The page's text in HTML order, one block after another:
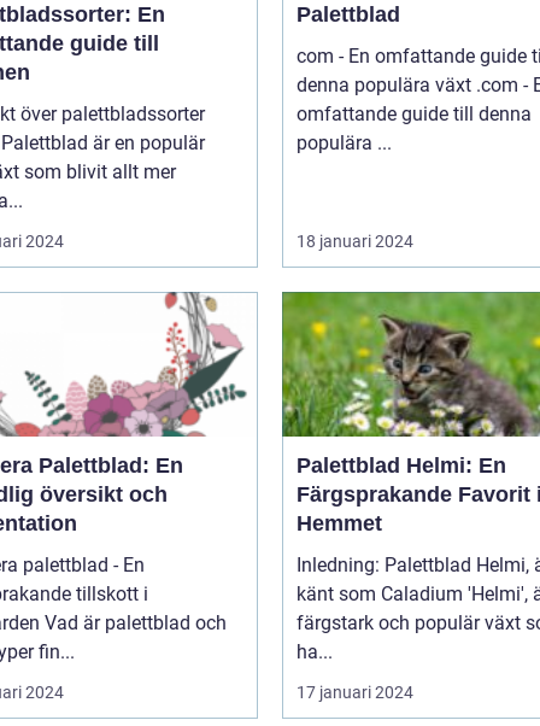
En
guide till
över palettbladssorter
som blivit allt mer
2024
Palettblad
com - En omfattande guide
denna populära växt .com - En
omfattande guide till denna
populära ...
18 januari 2024
Palettblad: En
översikt och
palettblad - En
tillskott i
och
fin...
2024
Palettblad Helmi: En
Färgsprakande Favorit
Hemmet
Inledning: Palettblad Helmi,
känt som Caladium 'Helmi',
färgstark och populär växt
ha...
17 januari 2024